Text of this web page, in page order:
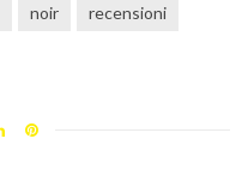
noir
recensioni